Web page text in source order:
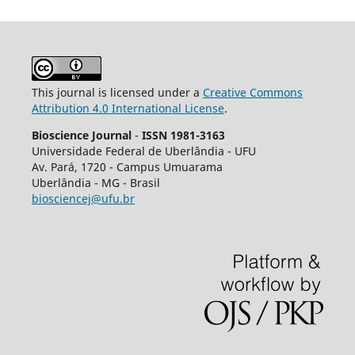
This journal is licensed under a Creative Commons
Attribution 4.0 International License.
Bioscience Journal - ISSN 1981-3163
Universidade Federal de Uberlândia - UFU
Av. Pará, 1720 - Campus Umuarama
Uberlândia - MG - Brasil
biosciencej@ufu.br